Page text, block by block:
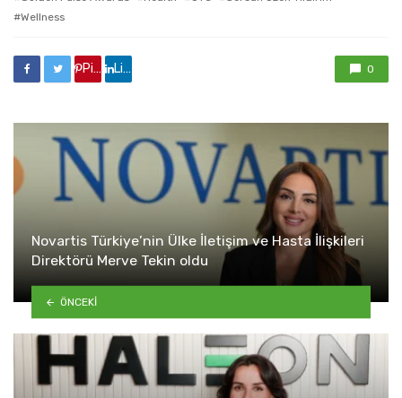
Wellness
Pinterest'de paylaş Linkedin'de paylaş 0
Novartis Türkiye’nin Ülke İletişim ve Hasta İlişkileri
Direktörü Merve Tekin oldu
ÖNCEKI